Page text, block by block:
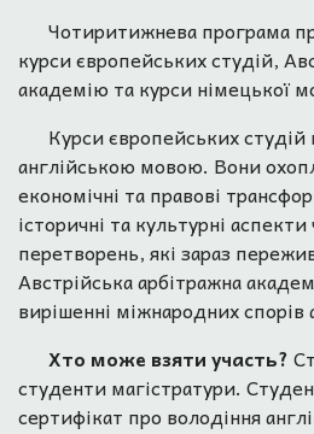
Чотиритижнева програма
курси європейських студій,
академію та курси німецької
Курси європейських
англійською мовою. Вони
економічні та правові
історичні та культурні
перетворень, які зараз
Австрійська арбітражна
вирішенні міжнародних
Хто може взяти участь?
студенти магістратури.
сертифікат про володіння